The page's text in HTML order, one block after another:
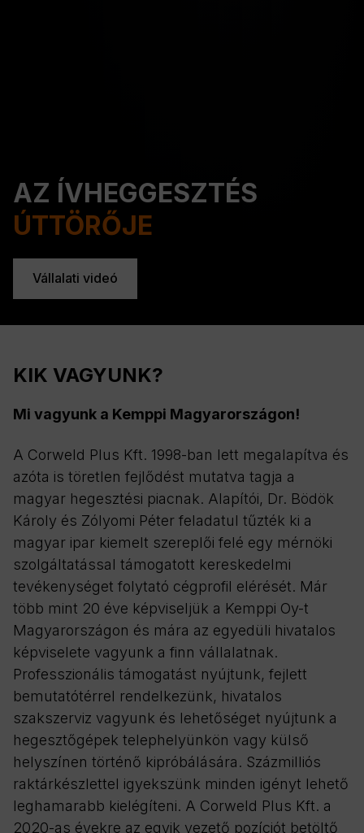
AZ ÍVHEGGESZTÉS
ÚTTÖRŐJE
Vállalati videó
KIK VAGYUNK?
Mi vagyunk a Kemppi Magyarországon!
A Corweld Plus Kft. 1998-ban lett megalapítva és
azóta is töretlen fejlődést mutatva tagja a
magyar hegesztési piacnak. Alapítói, Dr. Bödök
Károly és Zólyomi Péter feladatul tűzték ki a
magyar ipar kiemelt szereplői felé egy mérnöki
szolgáltatással támogatott kereskedelmi
tevékenységet folytató cégprofil elérését. Már
több mint 20 éve képviseljük a Kemppi Oy-t
Magyarországon és mára az egyedüli hivatalos
képviselete vagyunk a finn vállalatnak.
Professzionális támogatást nyújtunk, fejlett
bemutatótérrel rendelkezünk, hivatalos
szakszerviz vagyunk és lehetőséget nyújtunk a
hegesztőgépek telephelyünkön vagy külső
helyszínen történő kipróbálására. Százmilliós
raktárkészlettel igyekszünk minden igényt lehető
leghamarabb kielégíteni. A Corweld Plus Kft. a
2020-as évekre az egyik vezető pozíciót betöltő